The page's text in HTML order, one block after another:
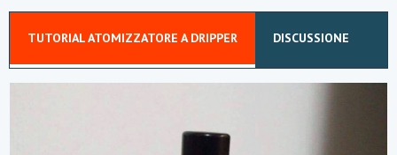
t
e
r
a
TUTORIAL ATOMIZZATORE A DRIPPER DISCUSSIONE